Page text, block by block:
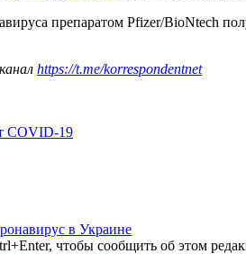
препаратом Pfizer/BioNtech
https://t.me/korrespondentnet
COVID-19
в Украине
чтобы сообщить об этом